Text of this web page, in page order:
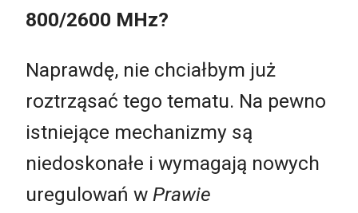
800/2600 MHz?
Naprawdę, nie chciałbym już
roztrząsać tego tematu. Na pewno
istniejące mechanizmy są
niedoskonałe i wymagają nowych
uregulowań w Prawie